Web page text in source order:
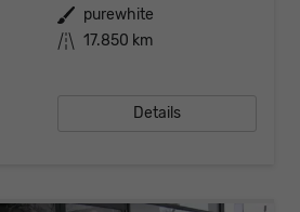
Außenfarbe purewhite
Kilometerstand 17.850 km
Details